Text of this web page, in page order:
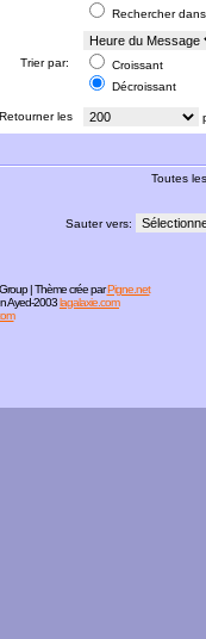
Rechercher
Trier par:
Croissant
Décroissant
Retourner les
Toutes
Sauter vers:
| Thème crée parPigne.net
Ayed-2003lagalaxie.com